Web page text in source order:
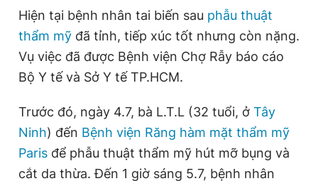
Hiện tại bệnh nhân tai biến sau phẫu thuật
thẩm mỹ đã tỉnh, tiếp xúc tốt nhưng còn nặng.
Vụ việc đã được Bệnh viện Chợ Rẫy báo cáo
Bộ Y tế và Sở Y tế TP.HCM.
Trước đó, ngày 4.7, bà L.T.L (32 tuổi, ở Tây
Ninh) đến Bệnh viện Răng hàm mặt thẩm mỹ
Paris để phẫu thuật thẩm mỹ hút mỡ bụng và
cắt da thừa. Đến 1 giờ sáng 5.7, bệnh nhân